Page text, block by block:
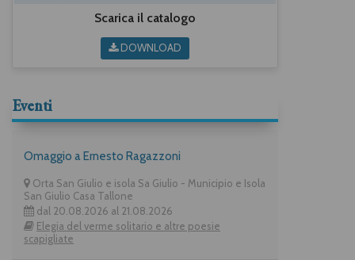
Scarica il catalogo
DOWNLOAD
Eventi
Omaggio a Ernesto Ragazzoni
Orta San Giulio e isola Sa Giulio - Municipio e Isola
San Giulio Casa Tallone
dal 20.08.2026 al 21.08.2026
Elegia del verme solitario e altre poesie
scapigliate